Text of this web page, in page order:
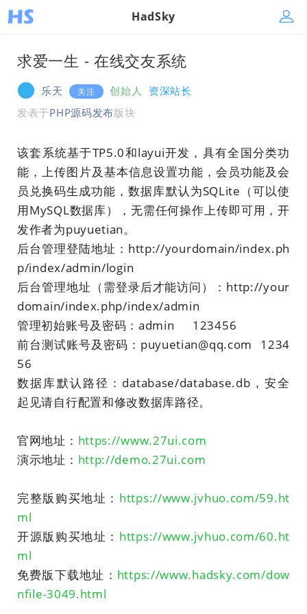
HadSky
求爱一生 - 在线交友系统
乐天 关注 创始人
资深站长
发表于PHP源码发布版块
该套系统基于TP5.0和layui开发，具有全国分类功
能，上传图片及基本信息设置功能，会员功能及会
员兑换码生成功能，数据库默认为SQLite（可以使
用MySQL数据库），无需任何操作上传即可用，开
发作者为puyuetian。
后台管理登陆地址：http://yourdomain/index.ph
p/index/admin/login
后台管理地址（需登录后才能访问）：http://your
domain/index.php/index/admin
管理初始账号及密码：admin
123456
前台测试账号及密码：puyuetian@qq.com
1234
56
数据库默认路径：database/database.db，安全
起见请自行配置和修改数据库路径。
官网地址： https://www.27ui.com
演示地址： http://demo.27ui.com
完整版购买地址： https://www.jvhuo.com/59.ht
ml
开源版购买地址： https://www.jvhuo.com/60.ht
ml
免费版下载地址： https://www.hadsky.com/dow
nfile-3049.html